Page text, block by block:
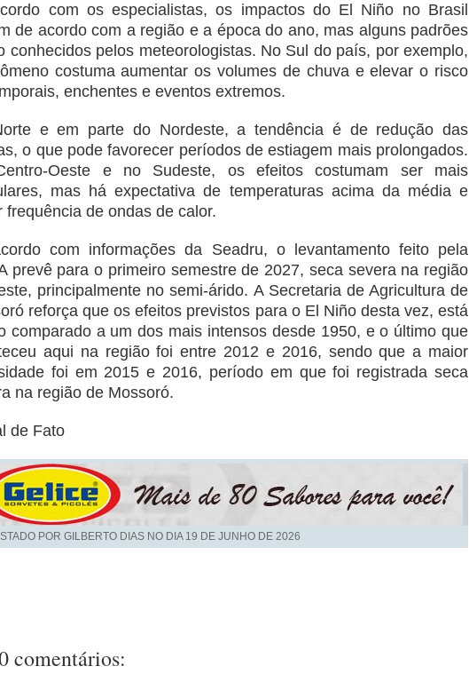
com os especialistas, os impactos do El Niño no Brasil
de acordo com a região e a época do ano, mas alguns padrões
conhecidos pelos meteorologistas. No Sul do país, por exemplo,
costuma aumentar os volumes de chuva e elevar o risco
enchentes e eventos extremos.
e em parte do Nordeste, a tendência é de redução das
o que pode favorecer períodos de estiagem mais prolongados.
Oeste e no Sudeste, os efeitos costumam ser mais
mas há expectativa de temperaturas acima da média e
frequência de ondas de calor.
com informações da Seadru, o levantamento feito pela
prevê para o primeiro semestre de 2027, seca severa na região
principalmente no semi-árido. A Secretaria de Agricultura de
reforça que os efeitos previstos para o El Niño desta vez, está
comparado a um dos mais intensos desde 1950, e o último que
aqui na região foi entre 2012 e 2016, sendo que a maior
foi em 2015 e 2016, período em que foi registrada seca
na região de Mossoró.
de Fato
POR GILBERTO DIAS NO DIA 19 DE JUNHO DE 2026
comentários: